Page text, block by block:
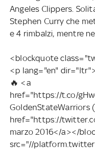
Angeles Clippers.
Stephen Curry che
e 4 rimbalzi, mentre
<blockquote
<p lang="en"
🔥 <a
href="https://t.co/
GoldenStateWarriors
href="https://
marzo 2016</a></
src="//